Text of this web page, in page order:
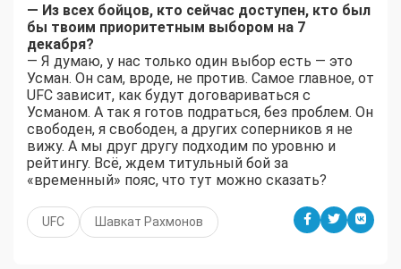
— Из всех бойцов, кто сейчас доступен, кто был
бы твоим приоритетным выбором на 7
декабря?
— Я думаю, у нас только один выбор есть — это
Усман. Он сам, вроде, не против. Самое главное, от
UFC зависит, как будут договариваться с
Усманом. А так я готов подраться, без проблем. Он
свободен, я свободен, а других соперников я не
вижу. А мы друг другу подходим по уровню и
рейтингу. Всё, ждем титульный бой за
«временный» пояс, что тут можно сказать?
UFC Шавкат Рахмонов